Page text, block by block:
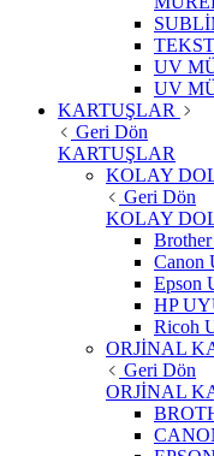
UV
UV
KARTUŞLAR
Geri Dön
KARTUŞLAR
KOLAY
Geri Dön
KOLAY
Canon
Epson
HP
Ricoh
ORJİNAL
Geri Dön
ORJİNAL